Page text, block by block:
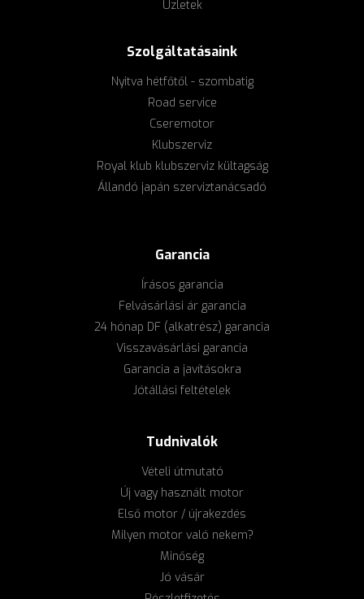
Üzletek
Szolgáltatásaink
Nyitva hétfőtől - szombatig
Road service
Cseremotor
Klubszerviz
Royal klub klubszerviz kültagság
Állandó japán szerviztanácsadó
Garancia
Írásos garancia
Felvásárlási ár garancia
24 hónap DF (alkatrész) garancia
Visszavásárlási garancia
Garancia a javításokra
Jótállási feltételek
Tudnivalók
Vételi útmutató
Új vagy használt motor
Első motor / újrakezdés
Milyen motor való nekem?
Minőség
Jó vásár